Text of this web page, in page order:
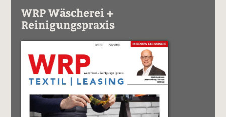
WRP Wäscherei +
Reinigungspraxis